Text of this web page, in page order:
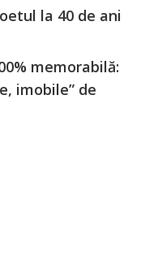
la 40 de ani
memorabilă:
imobile” de